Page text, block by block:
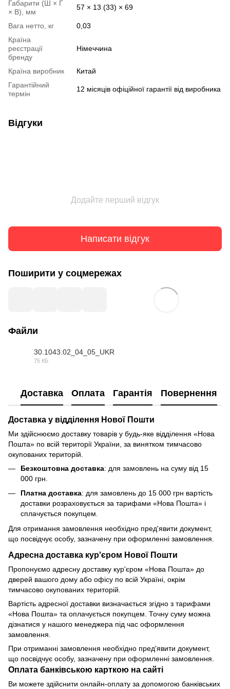
Габарити (Ш × Г
× В), мм
57 × 13 (33) × 69
Вага нетто, кг
0,03
Країна
реєстрації
бренду
Німеччина
Країна виробник
Китай
Гарантійний
термін
12 місяців офіційної гарантії від виробника
Відгуки
Додайте перший відгук
Написати відгук
Поширити у соцмережах
Файли
30.1043.02_04_05_UKR
75 КБ
Доставка Оплата Гарантія Повернення
Доставка у відділення Нової Пошти
Ми здійснюємо доставку товарів у будь-яке відділення «Нова
Пошта» по всій території України, за винятком тимчасово
окупованих територій.
Безкоштовна доставка: для замовлень на суму від 15
000 грн.
Платна доставка: для замовлень до 15 000 грн вартість
доставки розраховується за тарифами «Нова Пошта» і
сплачується покупцем.
Для отримання замовлення необхідно пред'явити документ,
що посвідчує особу, зазначену при оформленні замовлення.
Адресна доставка кур'єром Нової Пошти
Пропонуємо адресну доставку кур'єром «Нова Пошта» до
дверей вашого дому або офісу по всій Україні, окрім
тимчасово окупованих територій.
Вартість адресної доставки визначається згідно з тарифами
«Нова Пошта» та оплачується покупцем. Точну суму можна
дізнатися у нашого менеджера під час оформлення
замовлення.
При отриманні замовлення необхідно пред'явити документ,
що посвідчує особу, зазначену при оформленні замовлення.
Оплата банківською карткою на сайті
Ви можете здійснити онлайн-оплату за допомогою банківських